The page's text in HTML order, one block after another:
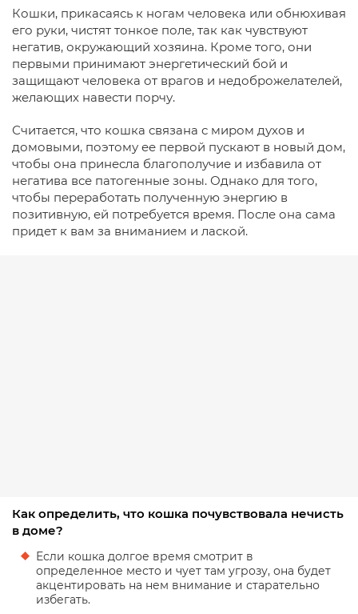
Кошки, прикасаясь к ногам человека или обнюхивая
его руки, чистят тонкое поле, так как чувствуют
негатив, окружающий хозяина. Кроме того, они
первыми принимают энергетический бой и
защищают человека от врагов и недоброжелателей,
желающих навести порчу.
Считается, что кошка связана с миром духов и
домовыми, поэтому ее первой пускают в новый дом,
чтобы она принесла благополучие и избавила от
негатива все патогенные зоны. Однако для того,
чтобы переработать полученную энергию в
позитивную, ей потребуется время. После она сама
придет к вам за вниманием и лаской.
Как определить, что кошка почувствовала нечисть
в доме?
Если кошка долгое время смотрит в
определенное место и чует там угрозу, она будет
акцентировать на нем внимание и старательно
избегать.